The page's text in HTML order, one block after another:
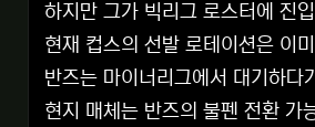
하지만 그가 빅리그 로스터에 진
현재 컵스의 선발 로테이션은 이
반즈는 마이너리그에서 대기하
현지 매체는 반즈의 불펜 전환 가